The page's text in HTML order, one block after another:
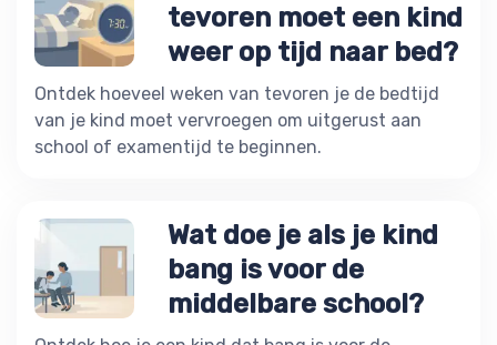
tevoren moet een kind
weer op tijd naar bed?
Ontdek hoeveel weken van tevoren je de bedtijd
van je kind moet vervroegen om uitgerust aan
school of examentijd te beginnen.
Wat doe je als je kind
bang is voor de
middelbare school?